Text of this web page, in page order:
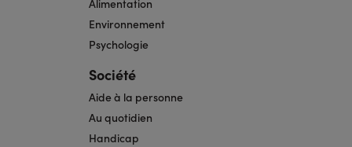
Environnement
Psychologie
Société
Aide à la personne
Au quotidien
Handicap